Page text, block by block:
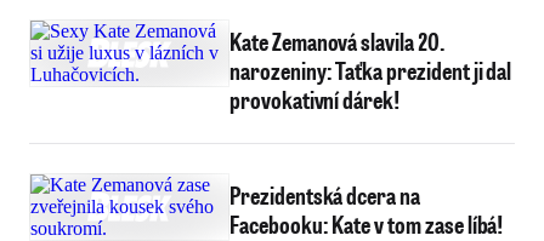
Kate Zemanová slavila 20.
narozeniny: Taťka prezident ji dal
provokativní dárek!
Prezidentská dcera na
Facebooku: Kate v tom zase líbá!